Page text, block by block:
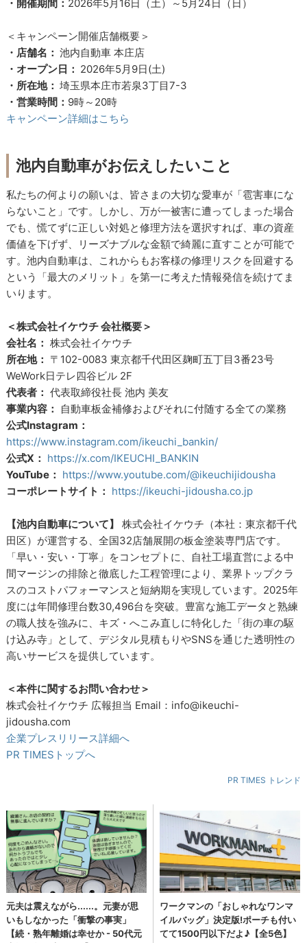
・開催期間： 2026年5月16日（土）～5月24日（日）
＜キャンペーン開催店舗概要＞
・店舗名：池内自動車 本庄店
・オープン日： 2026年5月9日(土)
・所在地：埼玉県本庄市若泉3丁目7-3
・営業時間： 9時～20時
キャンペーン詳細はこちら
池内自動車がお伝えしたいこと
私たちの何よりの願いは、皆さまの大切な愛車が「雹害車にな
らないこと」です。しかし、万が一被害に遭ってしまった場合
でも、慌てずに正しい対処と修理方法を選択すれば、車の資産
価値を下げず、リーズナブルな金額で綺麗に直すことが可能で
す。池内自動車は、これからもお客様の修理リスクを回避する
という「最大のメリット」を第一に考えた情報発信を続けてま
いります。
＜株式会社イケウチ 会社概要＞
会社名： 株式会社イケウチ
所在地： 〒102-0083 東京都千代田区麹町五丁目3番23号
WeWork日テレ四谷ビル 2F
代表者： 代表取締役社長 池内 美友
事業内容：
自動車板金補修およびそれに付随する全ての業務
公式Instagram：
https://www.instagram.com/ikeuchi_bankin/
公式X： https://x.com/IKEUCHI_BANKIN
YouTube： https://www.youtube.com/@ikeuchijidousha
コーポレートサイト： https://ikeuchi-jidousha.co.jp
【池内自動車について】
株式会社イケウチ（本社：東京都千代
田区）が運営する、全国32店舗展開の板金塗装専門店です。
「早い・安い・丁寧」をコンセプトに、自社工場直営による中
間マージンの排除と徹底した工程管理により、業界トップクラ
スのコストパフォーマンスと短納期を実現しています。2025年
度には年間修理台数30,496台を突破。豊富な施工データと熟練
の職人技を強みに、キズ・へこみ直しに特化した「街の車の駆
け込み寺」として、デジタル見積もりやSNSを通じた透明性の
高いサービスを提供しています。
＜本件に関するお問い合わせ＞
株式会社イケウチ 広報担当 Email：info@ikeuchi-
jidousha.com
企業プレスリリース詳細へ
PR TIMESトップへ
PR TIMES トレンド